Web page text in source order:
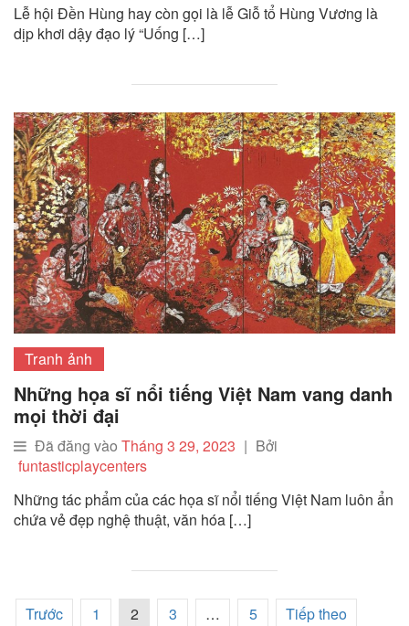
Lễ hội Đền Hùng hay còn gọi là lễ Giỗ tổ Hùng Vương là
dịp khơi dậy đạo lý “Uống […]
Tranh ảnh
Những họa sĩ nổi tiếng Việt Nam vang danh
mọi thời đại
Đã đăng vào Tháng 3 29, 2023 | Bởi
funtasticplaycenters
Những tác phẩm của các họa sĩ nổi tiếng Việt Nam luôn ẩn
chứa vẻ đẹp nghệ thuật, văn hóa […]
Trước 1 2 3 … 5 Tiếp theo